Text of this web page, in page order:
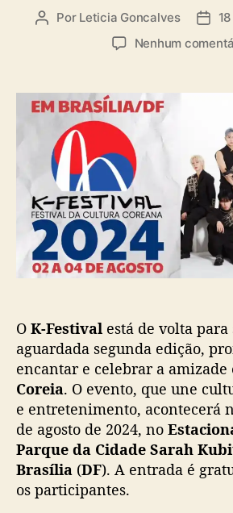
A
r
d
t
Por Leticia Goncalves
D
d
b
c
a
ç
Nenhum
O K-Festival está de volta para
aguardada segunda edição,
encantar e celebrar a amizade
Coreia. O evento, que une
e entretenimento, acontecerá
de agosto de 2024, no
Parque da Cidade Sarah
Brasília (DF). A entrada é
os participantes.